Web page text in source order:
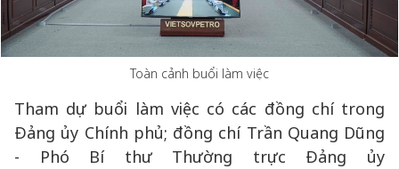
Toàn cảnh buổi làm việc
Tham dự buổi làm việc có các đồng chí trong
Đảng ủy Chính phủ; đồng chí Trần Quang Dũng
- Phó Bí thư Thường trực Đảng ủy